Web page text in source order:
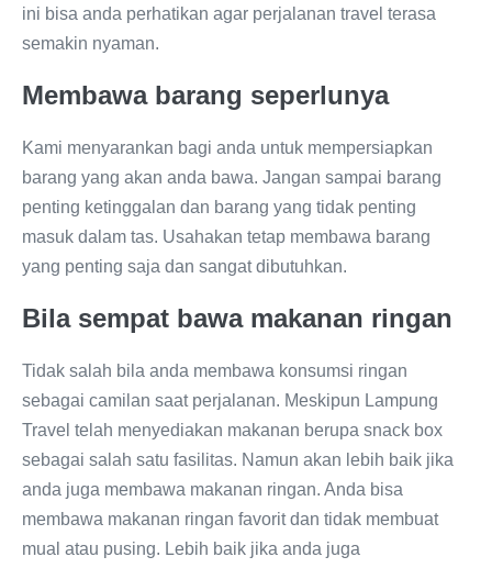
ini bisa anda perhatikan agar perjalanan travel terasa
semakin nyaman.
Membawa barang seperlunya
Kami menyarankan bagi anda untuk mempersiapkan
barang yang akan anda bawa. Jangan sampai barang
penting ketinggalan dan barang yang tidak penting
masuk dalam tas. Usahakan tetap membawa barang
yang penting saja dan sangat dibutuhkan.
Bila sempat bawa makanan ringan
Tidak salah bila anda membawa konsumsi ringan
sebagai camilan saat perjalanan. Meskipun Lampung
Travel telah menyediakan makanan berupa snack box
sebagai salah satu fasilitas. Namun akan lebih baik jika
anda juga membawa makanan ringan. Anda bisa
membawa makanan ringan favorit dan tidak membuat
mual atau pusing. Lebih baik jika anda juga